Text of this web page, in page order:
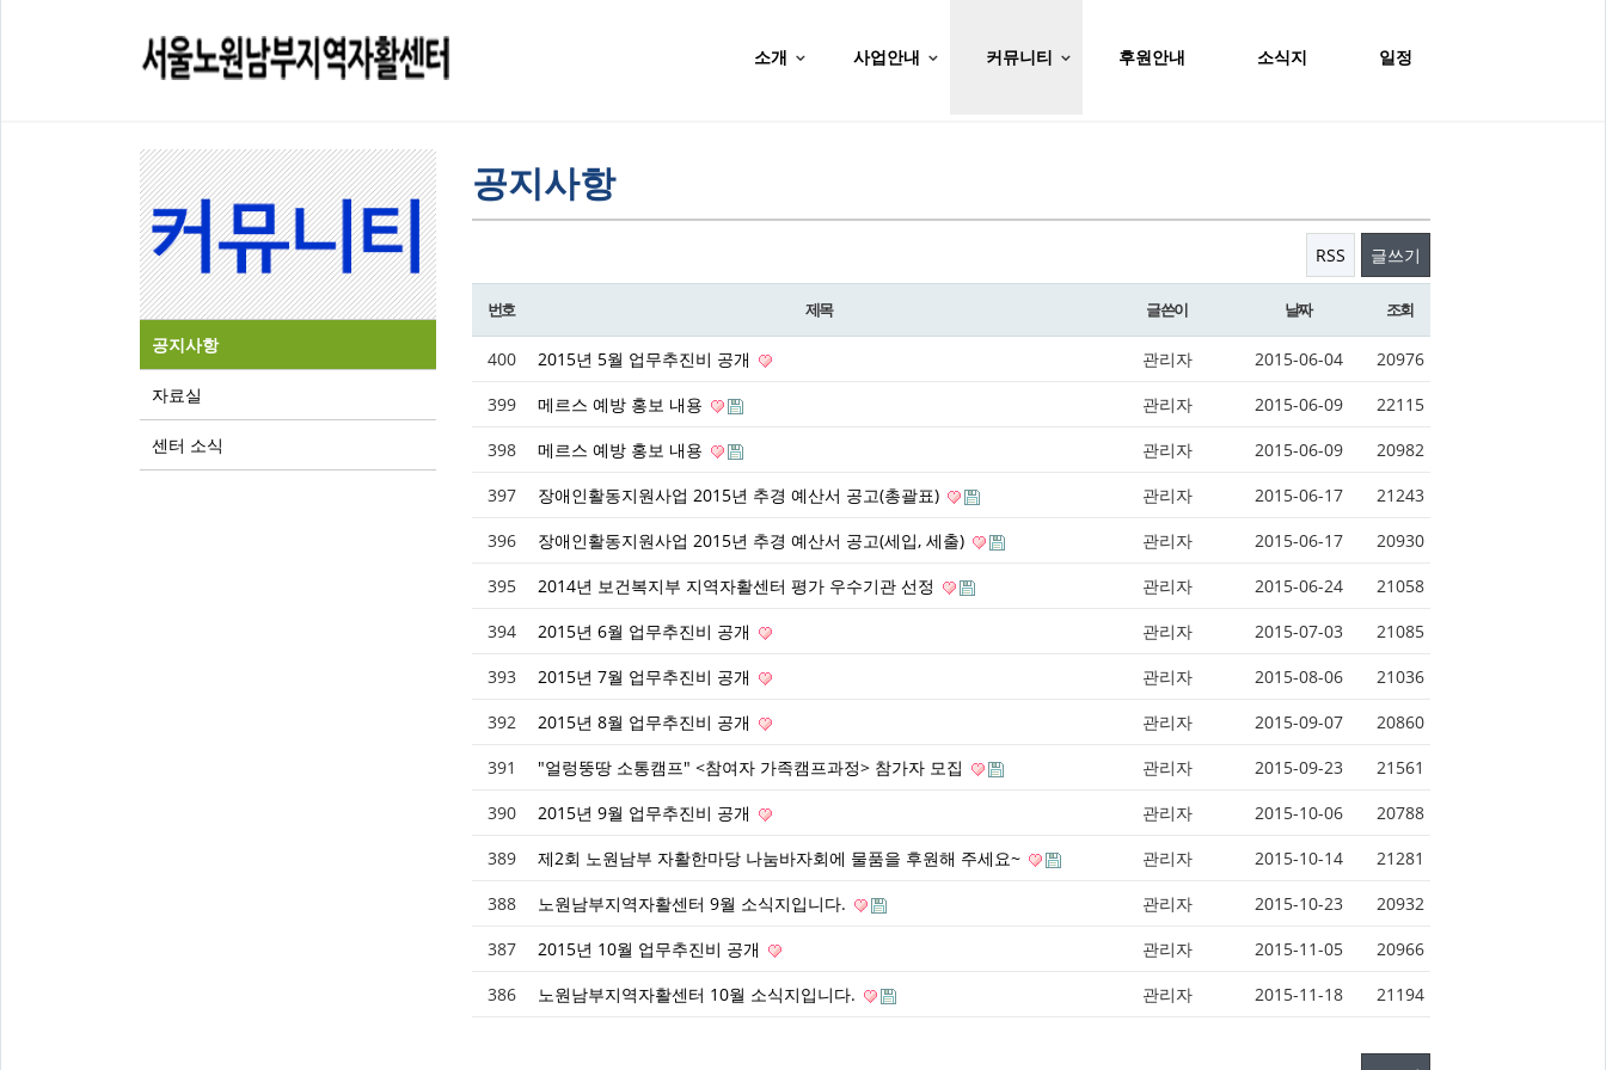
소개 사업안내 커뮤니티 후원안내 소식지 일정
공지사항
자료실
센터 소식
공지사항
RSS 글쓰기
번호 제목 글쓴이 날짜 조회
400 2015년 5월 업무추진비 공개 관리자 2015-06-04
20976
399
메르스 예방 홍보 내용 관리자 2015-06-09
22115
398
메르스 예방 홍보 내용 관리자 2015-06-09
20982
397
장애인활동지원사업 2015년 추경 예산서 공고(총괄표) 관리자 2015-06-17
21243
396
장애인활동지원사업 2015년 추경 예산서 공고(세입, 세출) 관리자 2015-06-17
20930
395
2014년 보건복지부 지역자활센터 평가 우수기관 선정 관리자 2015-06-24
21058
394
2015년 6월 업무추진비 공개 관리자 2015-07-03
21085
393
2015년 7월 업무추진비 공개 관리자 2015-08-06
21036
392
2015년 8월 업무추진비 공개 관리자 2015-09-07
20860
391
"얼렁뚱땅 소통캠프" <참여자 가족캠프과정> 참가자 모집 관리자 2015-09-23
21561
390
2015년 9월 업무추진비 공개 관리자 2015-10-06
20788
389
제2회 노원남부 자활한마당 나눔바자회에 물품을 후원해 주세요~ 관리자 2015-10-14
21281
388
노원남부지역자활센터 9월 소식지입니다. 관리자 2015-10-23
20932
387
2015년 10월 업무추진비 공개 관리자 2015-11-05
20966
386
노원남부지역자활센터 10월 소식지입니다. 관리자 2015-11-18 21194